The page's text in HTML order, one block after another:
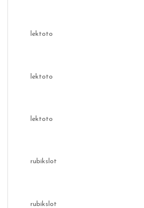
lektoto
lektoto
lektoto
rubikslot
rubikslot